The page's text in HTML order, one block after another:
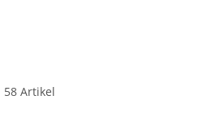
58 Artikel